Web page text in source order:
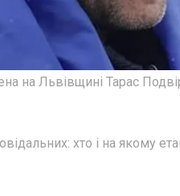
на Львівщині Тарас
хто і на якому